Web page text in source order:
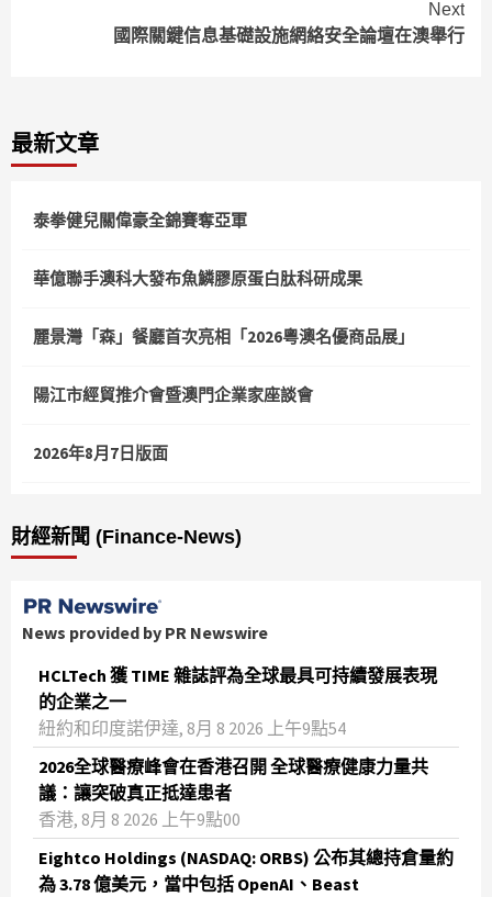
Next
國際關鍵信息基礎設施網絡安全論壇在澳舉行
最新文章
泰拳健兒關偉豪全錦賽奪亞軍
華億聯手澳科大發布魚鱗膠原蛋白肽科研成果
麗景灣「森」餐廳首次亮相「2026粵澳名優商品展」
陽江市經貿推介會暨澳門企業家座談會
2026年8月7日版面
財經新聞 (Finance-News)
News provided by PR Newswire
HCLTech 獲 TIME 雜誌評為全球最具可持續發展表現
的企業之一
紐約和印度諾伊達, 8月 8 2026 上午9點54
2026全球醫療峰會在香港召開 全球醫療健康力量共
議：讓突破真正抵達患者
香港, 8月 8 2026 上午9點00
Eightco Holdings (NASDAQ: ORBS) 公布其總持倉量約
為 3.78 億美元，當中包括 OpenAI、Beast